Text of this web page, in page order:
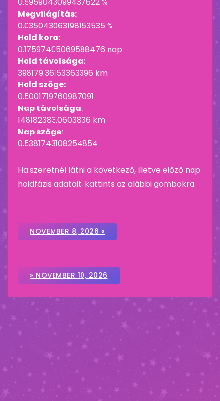
0.5959043099437622 %
Megvilágítás:
0.035043063198153535 %
Hold kora:
0.17597405069588476 nap
Hold távolsága:
398179.36153363396 km
Hold szöge:
0.5001719760987091
Nap távolsága:
148182383.0603836 km
Nap szöge:
0.5381743108254854
Ha szeretnél látni a következő, illetve előző nap
holdfázis adatait, kattints az alábbi gombokra.
NOVEMBER 8, 2026 «
» NOVEMBER 10, 2026